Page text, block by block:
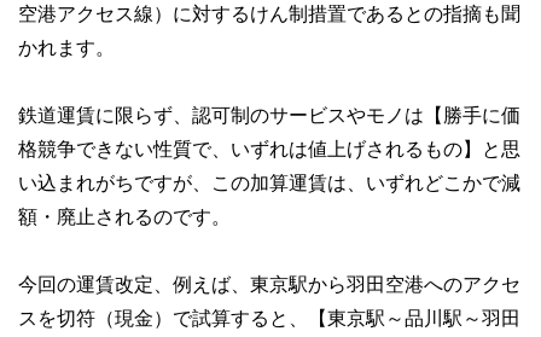
空港アクセス線）に対するけん制措置であるとの指摘も聞
かれます。
鉄道運賃に限らず、認可制のサービスやモノは【勝手に価
格競争できない性質で、いずれは値上げされるもの】と思
い込まれがちですが、この加算運賃は、いずれどこかで減
額・廃止されるのです。
今回の運賃改定、例えば、東京駅から羽田空港へのアクセ
スを切符（現金）で試算すると、【東京駅～品川駅～羽田